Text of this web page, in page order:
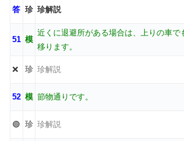
答 珍 珍解説
51 模
近くに退避所がある場合は、上りの車で
移ります。
❌ 珍 珍解説
52 模 節物通りです。
🟢 珍 珍解説